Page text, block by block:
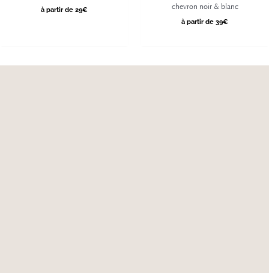
à partir de 29€
chevron noir & blanc
à partir de 39€